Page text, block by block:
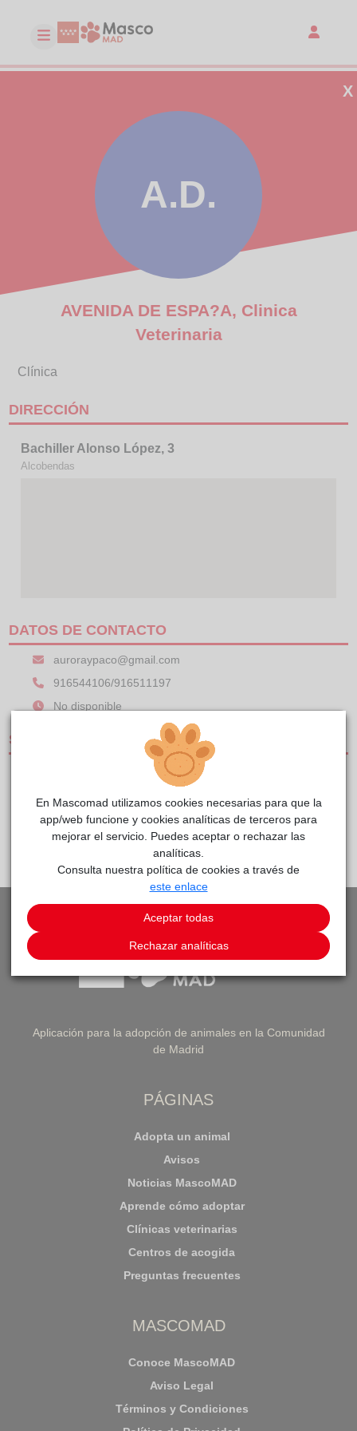
X
A.D.
AVENIDA DE ESPA?A, Clinica
Veterinaria
Clínica
DIRECCIÓN
Bachiller Alonso López, 3
Alcobendas
DATOS DE CONTACTO
auroraypaco@gmail.com
916544106/916511197
No disponible
SERVICIOS
CLÍNICAS DE PEQUEÑOS ANIMALES
PEDIR CITA VOLVER A LISTADO DE CLÍNICAS
Aplicación para la adopción de animales en la Comunidad
de Madrid
PÁGINAS
Adopta un animal
Avisos
Noticias MascoMAD
Aprende cómo adoptar
Clínicas veterinarias
Centros de acogida
Preguntas frecuentes
MASCOMAD
Conoce MascoMAD
Aviso Legal
Términos y Condiciones
En Mascomad utilizamos cookies necesarias para que la
app/web funcione y cookies analíticas de terceros para
mejorar el servicio. Puedes aceptar o rechazar las
analíticas.
Consulta nuestra política de cookies a través de
este enlace
Aceptar todas
Rechazar analíticas